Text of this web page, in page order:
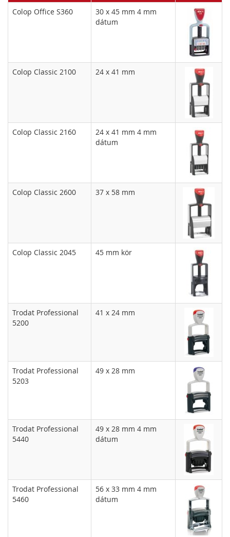
Colop Office S360
30 x 45 mm 4 mm
dátum
Colop Classic 2100 24 x 41 mm
Colop Classic 2160
24 x 41 mm 4 mm
dátum
Colop Classic 2600 37 x 58 mm
Colop Classic 2045 45 mm kör
Trodat Professional
5200
41 x 24 mm
Trodat Professional
5203
49 x 28 mm
Trodat Professional
5440
49 x 28 mm 4 mm
dátum
Trodat Professional
5460
56 x 33 mm 4 mm
dátum